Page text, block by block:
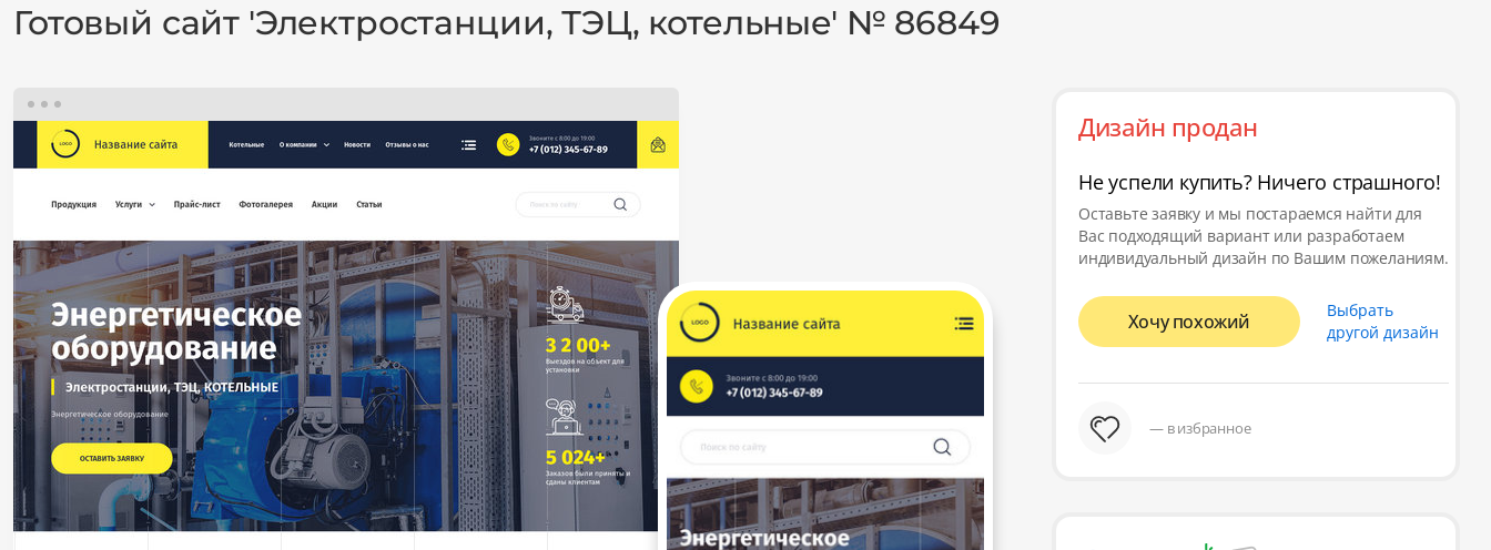
Готовый сайт 'Электростанции, ТЭЦ, котельные' № 86849
Дизайн продан
Не успели купить? Ничего страшного!
Оставьте заявку и мы постараемся найти для
Вас подходящий вариант или разработаем
индивидуальный дизайн по Вашим пожеланиям.
Хочу похожий
Выбрать
другой дизайн
— в избранное